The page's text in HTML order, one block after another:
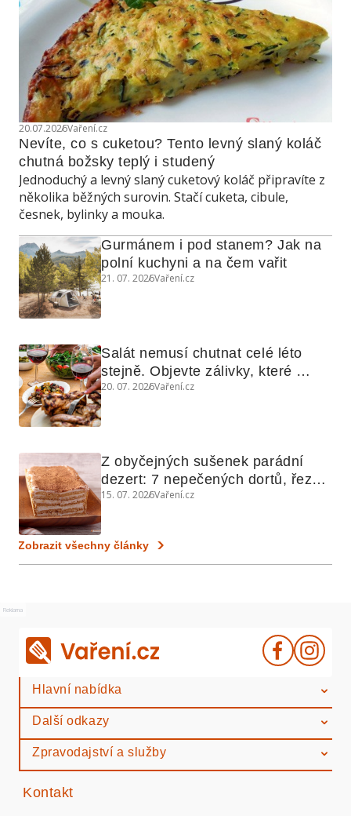
20.07.2026Vaření.cz
Nevíte, co s cuketou? Tento levný slaný koláč
chutná božsky teplý i studený
Jednoduchý a levný slaný cuketový koláč připravíte z
několika běžných surovin. Stačí cuketa, cibule,
česnek, bylinky a mouka.
Gurmánem i pod stanem? Jak na
polní kuchyni a na čem vařit
21. 07. 2026Vaření.cz
Salát nemusí chutnat celé léto
stejně. Objevte zálivky, které
využijete i na maso, nudle nebo
20. 07. 2026Vaření.cz
Z obyčejných sušenek parádní
dezert: 7 nepečených dortů, řezů
a koláčů
15. 07. 2026Vaření.cz
Zobrazit všechny články
Reklama
Hlavní nabídka
Další odkazy
Zpravodajství a služby
Kontakt